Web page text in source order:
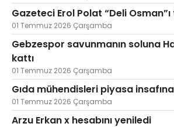
Gazeteci Erol Polat “Deli
01 Temmuz 2026 Çarşamba
Gebzespor savunmanın soluna
kattı
01 Temmuz 2026 Çarşamba
Gıda mühendisleri piyasa
01 Temmuz 2026 Çarşamba
Arzu Erkan x hesabını yeniledi